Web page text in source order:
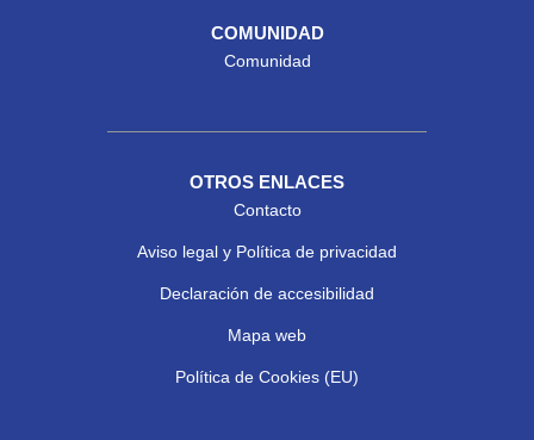
COMUNIDAD
Comunidad
OTROS ENLACES
Contacto
Aviso legal y Política de privacidad
Declaración de accesibilidad
Mapa web
Política de Cookies (EU)